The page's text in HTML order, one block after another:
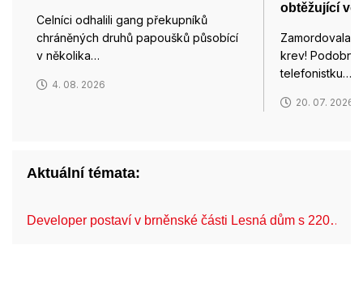
Celníci odhalili gang překupníků
chráněných druhů papoušků působící
v několika…
4. 08. 2026
obtěžující
Zamordovala
krev!
telefonistku…
20. 07. 2026
Aktuální témata:
Developer postaví v brněnské části Lesná dům s 220…